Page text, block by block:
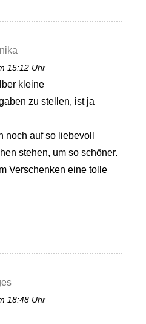
15:12 Uhr
kleine
zu stellen, ist ja
noch auf so liebevoll
stehen, um so schöner.
Verschenken eine tolle
18:48 Uhr